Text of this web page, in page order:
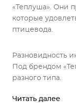
«Теплуша». Они
которые
птицевода.
Разновидность
Под брендом
разного типа.
Читать далее